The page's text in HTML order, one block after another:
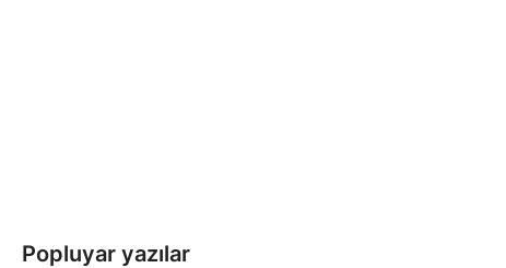
Popluyar yazılar